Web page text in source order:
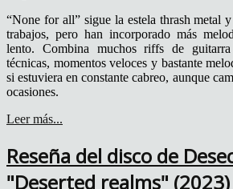
“None for all” sigue la estela thrash metal
trabajos, pero han incorporado más
lento. Combina muchos riffs de
técnicas, momentos veloces y bastante
si estuviera en constante cabreo, aunque
ocasiones.
Leer más...
Reseña del disco de
"Deserted realms" (2023)